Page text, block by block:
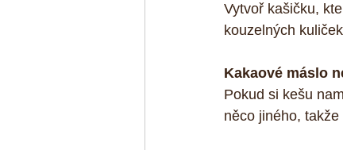
Vytvoř kašičku,
kouzelných
Kakaové máslo
Pokud si kešu
něco jiného,